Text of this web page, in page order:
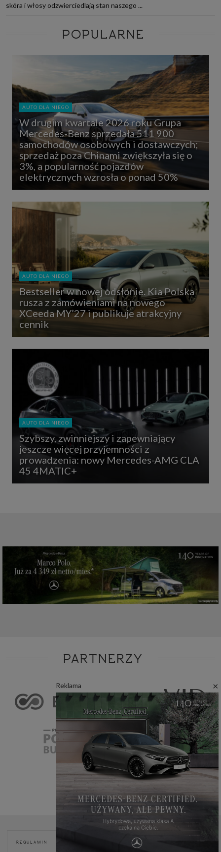
Reklama ×
skóra i włosy odzwierciedlają stan naszego ...
POPULARNE
AUTO DLA NIEGO
W drugim kwartale 2026 roku Grupa
Mercedes-Benz sprzedała 511 900
samochodów osobowych i dostawczych;
sprzedaż poza Chinami zwiększyła się o
3%, a popularność pojazdów
elektrycznych wzrosła o ponad 50%
AUTO DLA NIEGO
Bestseller w nowej odsłonie. Kia Polska
rusza z zamówieniami na nowego
XCeeda MY’27 i publikuje atrakcyjny
cennik
AUTO DLA NIEGO
Szybszy, zwinniejszy i zapewniający
jeszcze więcej przyjemności z
prowadzenia: nowy Mercedes-AMG CLA
45 4MATIC+
PARTNERZY
REGULAMIN REKLAMA